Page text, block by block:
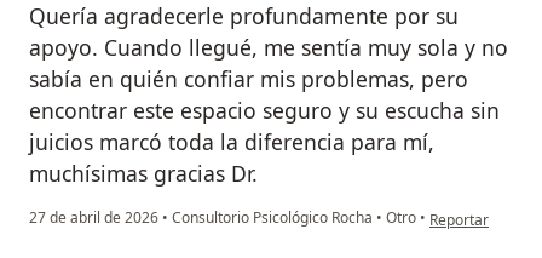
​Quería agradecerle profundamente por su
apoyo. Cuando llegué, me sentía muy sola y no
sabía en quién confiar mis problemas, pero
encontrar este espacio seguro y su escucha sin
juicios marcó toda la diferencia para mí,
muchísimas gracias Dr.
27 de abril de 2026 • Consultorio Psicológico Rocha • Otro • en opinión del
Reportar